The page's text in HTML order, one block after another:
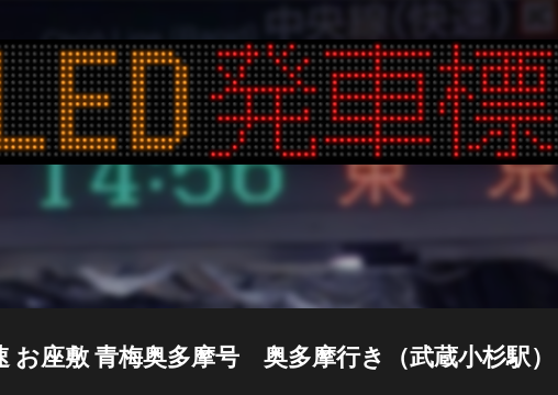
お座敷 青梅奥多摩号 奥多摩行き（武蔵小杉駅）